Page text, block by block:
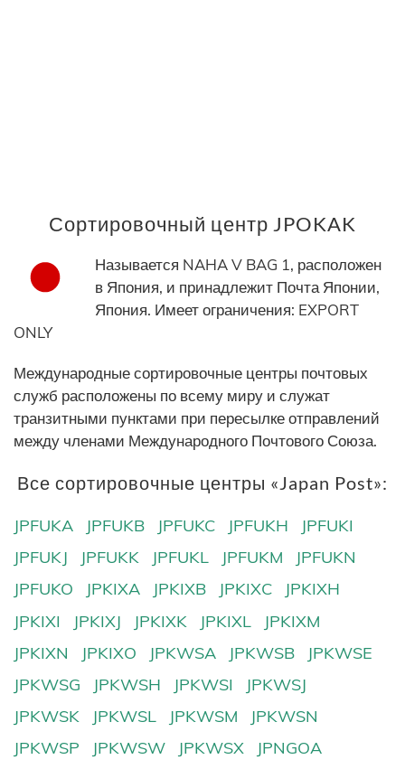
Сортировочный центр JPOKAK
Называется NAHA V BAG 1, расположен
в Япония, и принадлежит Почта Японии,
Япония. Имеет ограничения: EXPORT
ONLY
Международные сортировочные центры почтовых
служб расположены по всему миру и служат
транзитными пунктами при пересылке отправлений
между членами Международного Почтового Союза.
Все сортировочные центры «Japan Post»:
JPFUKA JPFUKB JPFUKC JPFUKH
JPFUKI
JPFUKJ
JPFUKK JPFUKL JPFUKM
JPFUKN
JPFUKO
JPKIXA JPKIXB JPKIXC
JPKIXH
JPKIXI
JPKIXJ JPKIXK JPKIXL
JPKIXM
JPKIXN
JPKIXO JPKWSA JPKWSB
JPKWSE
JPKWSG
JPKWSH JPKWSI
JPKWSJ
JPKWSK
JPKWSL JPKWSM
JPKWSN
JPKWSP
JPKWSW JPKWSX
JPNGOA